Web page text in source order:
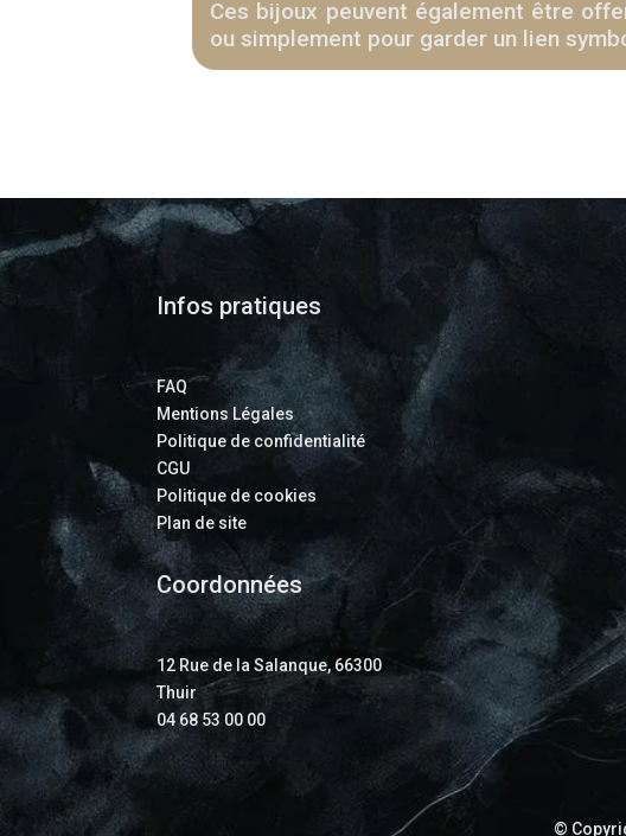
Ces bijoux peuvent également être
ou simplement pour garder un lien
Infos pratiques
FAQ
Mentions Légales
Politique de confidentialité
CGU
Politique de cookies
Plan de site
Coordonnées
12 Rue de la Salanque, 66300
Thuir
04 68 53 00 00
©